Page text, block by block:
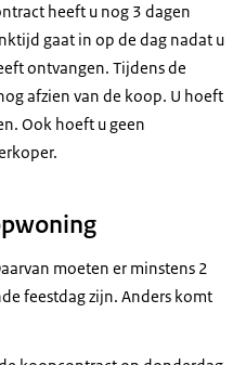
heeft u nog 3 dagen
gaat in op de dag nadat u
ontvangen. Tijdens de
afzien van de koop. U hoeft
Ook hoeft u geen
moeten er minstens 2
feestdag zijn. Anders komt